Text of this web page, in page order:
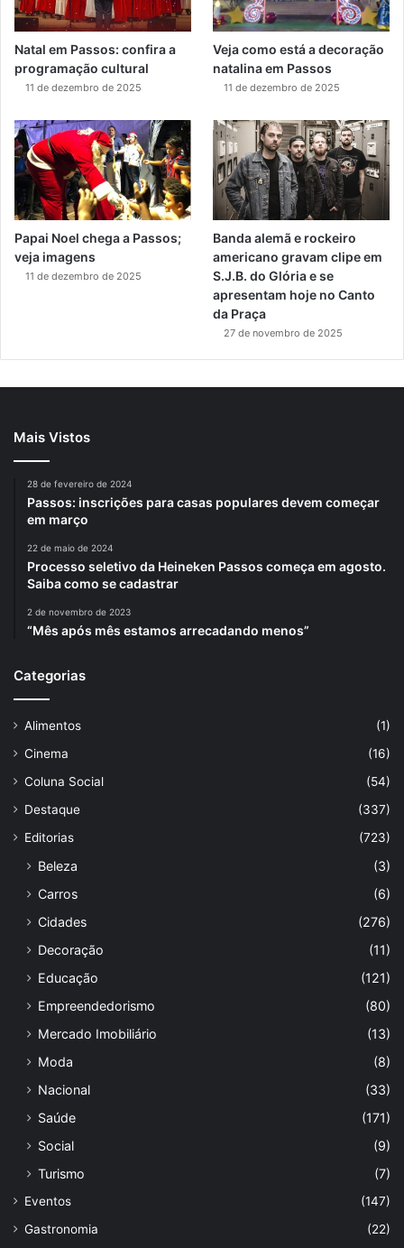
Natal em Passos: confira a
programação cultural
11 de dezembro de 2025
Veja como está a decoração
natalina em Passos
11 de dezembro de 2025
Papai Noel chega a Passos;
veja imagens
11 de dezembro de 2025
Banda alemã e rockeiro
americano gravam clipe em
S.J.B. do Glória e se
apresentam hoje no Canto
da Praça
27 de novembro de 2025
Mais Vistos
28 de fevereiro de 2024
Passos: inscrições para casas populares devem começar
em março
22 de maio de 2024
Processo seletivo da Heineken Passos começa em agosto.
Saiba como se cadastrar
2 de novembro de 2023
“Mês após mês estamos arrecadando menos”
Categorias
Alimentos
(1)
Cinema
(16)
Coluna Social
(54)
Destaque
(337)
Editorias
(723)
Beleza
(3)
Carros
(6)
Cidades
(276)
Decoração
(11)
Educação
(121)
Empreendedorismo
(80)
Mercado Imobiliário
(13)
Moda
(8)
Nacional
(33)
Saúde
(171)
Social
(9)
Turismo
(7)
Eventos
(147)
Gastronomia
(22)